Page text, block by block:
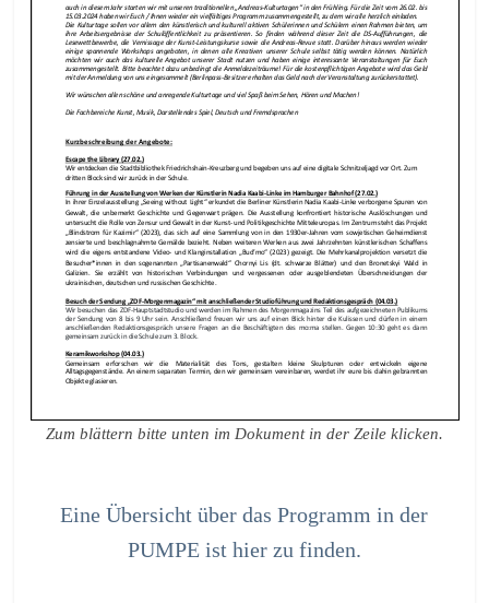
Zum blättern bitte unten im Dokument in der Zeile klicken.
Eine Übersicht über das Programm in der
PUMPE ist hier zu finden.